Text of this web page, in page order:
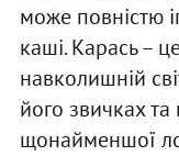
може повністю
каші. Карась –
навколишній
його звичках
щонайменшої